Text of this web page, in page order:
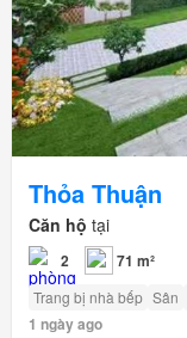
Thỏa Thuận
Căn hộ tại
2 71 m²
Trang bị nhà bếp Sân
1 ngày ago